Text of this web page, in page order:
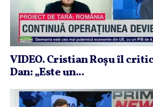
VIDEO. Cristian Roşu îl
Dan: „Este un...